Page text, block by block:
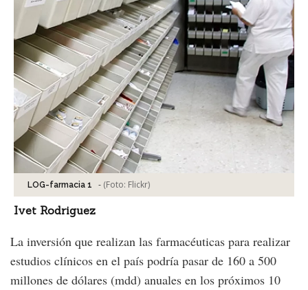
LOG-farmacia 1 - (Foto: Flickr)
Ivet Rodriguez
La inversión que realizan las farmacéuticas para realizar
estudios clínicos en el país podría pasar de 160 a 500
millones de dólares (mdd) anuales en los próximos 10